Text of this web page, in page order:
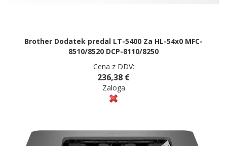
Brother Dodatek predal LT-5400 Za HL-54x0 MFC-
8510/8520 DCP-8110/8250
Cena z DDV:
236,38 €
Zaloga